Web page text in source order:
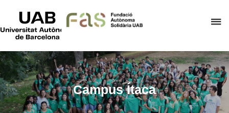
el
Campus Ítaca